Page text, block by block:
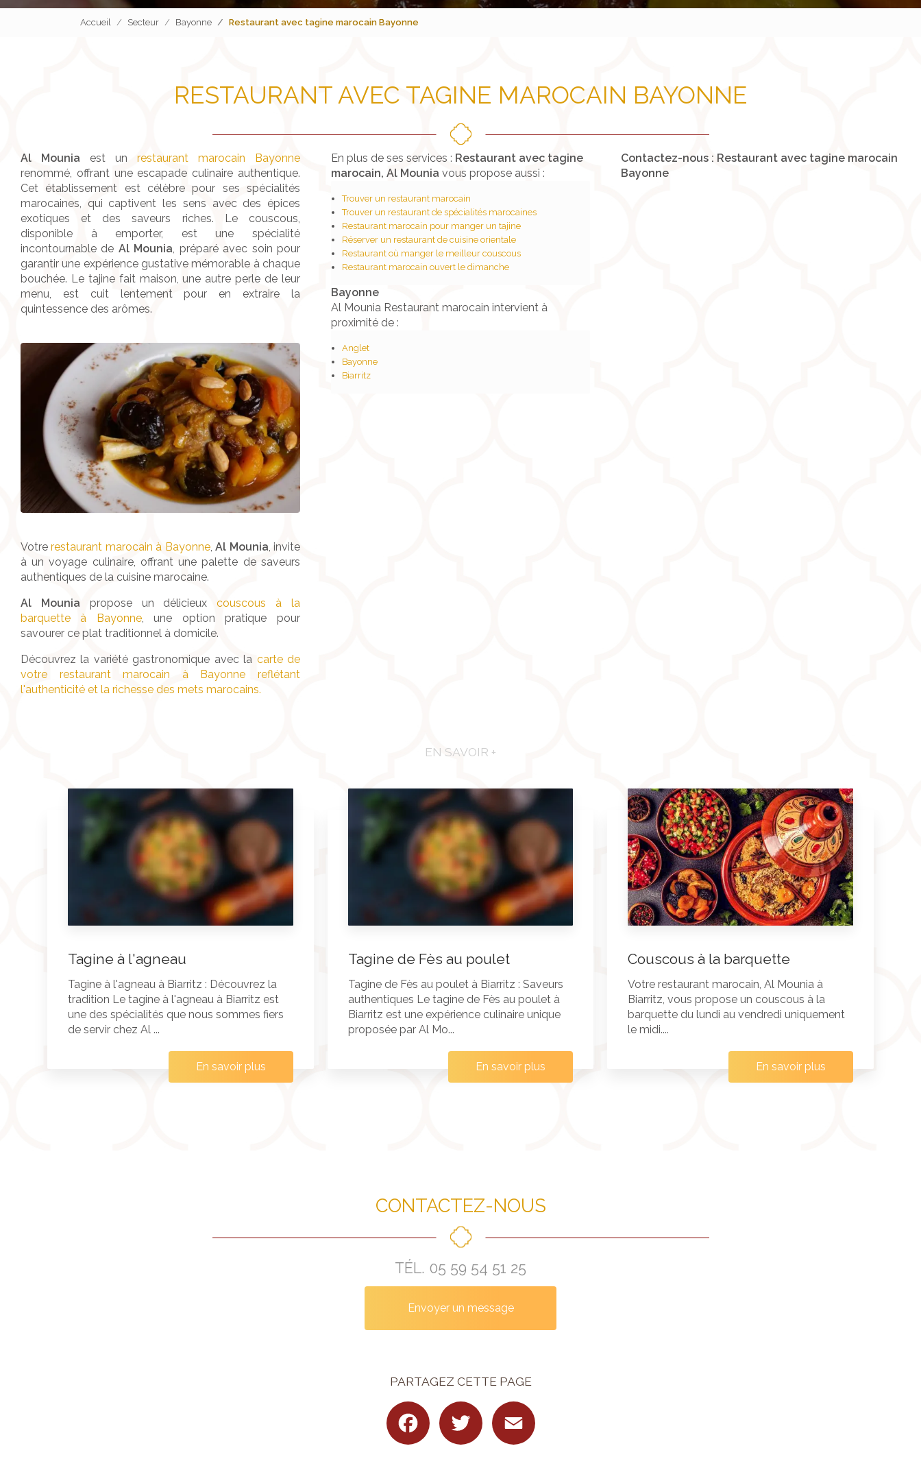
Accueil Secteur Bayonne Restaurant avec tagine marocain Bayonne
RESTAURANT AVEC TAGINE MAROCAIN BAYONNE
Al Mounia est un restaurant marocain Bayonne
renommé, offrant une escapade culinaire authentique.
Cet établissement est célèbre pour ses spécialités
marocaines, qui captivent les sens avec des épices
exotiques et des saveurs riches. Le couscous,
disponible à emporter, est une spécialité
incontournable de Al Mounia, préparé avec soin pour
garantir une expérience gustative mémorable à chaque
bouchée. Le tajine fait maison, une autre perle de leur
menu, est cuit lentement pour en extraire la
quintessence des arômes.
Votrerestaurant marocain à Bayonne,Al Mounia , invite
à un voyage culinaire, offrant une palette de saveurs
authentiques de la cuisine marocaine.
Al Mounia propose un délicieuxcouscous à la
barquette à Bayonne , une option pratique pour
savourer ce plat traditionnel à domicile.
Découvrez la variété gastronomique avec la carte de
votre restaurant marocain à Bayonne reflétant
l'authenticité et la richesse des mets marocains.
En plus de ses services : Restaurant avec tagine
marocain, Al Mounia vous propose aussi :
Trouver un restaurant marocain
Trouver un restaurant de spécialités marocaines
Restaurant marocain pour manger un tajine
Réserver un restaurant de cuisine orientale
Restaurant où manger le meilleur couscous
Restaurant marocain ouvert le dimanche
Bayonne
Al Mounia Restaurant marocain intervient à
proximité de :
Anglet
Bayonne
Biarritz
Contactez-nous : Restaurant avec tagine marocain
Bayonne
EN SAVOIR +
Tagine à l'agneau
Tagine à l'agneau à Biarritz : Découvrez la
tradition Le tagine à l'agneau à Biarritz est
une des spécialités que nous sommes fiers
de servir chez Al ...
En savoir plus
Tagine de Fès au poulet
Tagine de Fès au poulet à Biarritz : Saveurs
authentiques Le tagine de Fès au poulet à
Biarritz est une expérience culinaire unique
proposée par Al Mo...
En savoir plus
Couscous à la barquette
Votre restaurant marocain, Al Mounia à
Biarritz, vous propose un couscous à la
barquette du lundi au vendredi uniquement
le midi....
En savoir plus
CONTACTEZ-NOUS
TÉL. 05 59 54 51 25
Envoyer un message
PARTAGEZ CETTE PAGE
Facebook Twitter